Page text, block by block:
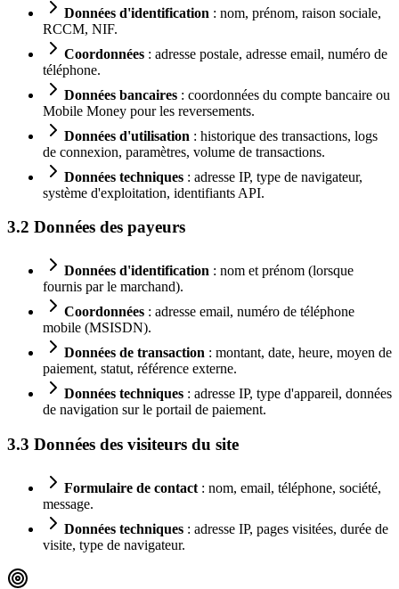
Données d'identification : nom, prénom, raison sociale,
RCCM, NIF.
Coordonnées : adresse postale, adresse email, numéro de
téléphone.
Données bancaires : coordonnées du compte bancaire ou
Mobile Money pour les reversements.
Données d'utilisation : historique des transactions, logs
de connexion, paramètres, volume de transactions.
Données techniques : adresse IP, type de navigateur,
système d'exploitation, identifiants API.
3.2 Données des payeurs
Données d'identification : nom et prénom (lorsque
fournis par le marchand).
Coordonnées : adresse email, numéro de téléphone
mobile (MSISDN).
Données de transaction : montant, date, heure, moyen de
paiement, statut, référence externe.
Données techniques : adresse IP, type d'appareil, données
de navigation sur le portail de paiement.
3.3 Données des visiteurs du site
Formulaire de contact : nom, email, téléphone, société,
message.
Données techniques : adresse IP, pages visitées, durée de
visite, type de navigateur.